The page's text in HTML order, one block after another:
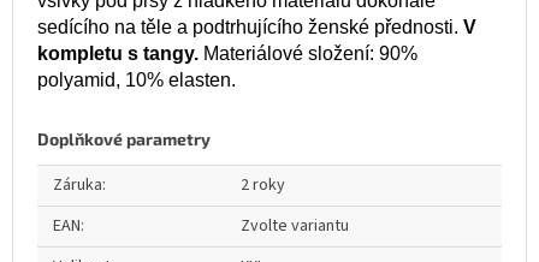
sedícího na těle a podtrhujícího ženské přednosti. V
kompletu s tangy. Materiálové složení: 90%
polyamid, 10% elasten.
Doplňkové parametry
Záruka:
2 roky
EAN:
Zvolte variantu